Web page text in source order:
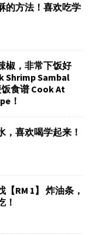
的方法！喜欢吃学
椒，非常下饭好
Shrimp Sambal
食谱 Cook At
！
，喜欢喝学起来！
RM 1】 炸油条，
！